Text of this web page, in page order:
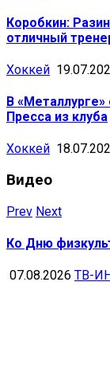
Коробкин:
отличный
Хоккей
В
Пресса из клуба
Хоккей
Видео
Prev Next
Ко Дню
07.08.2026 ТВ-ИН